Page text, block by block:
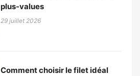
plus-values
29 juillet 2026
Comment choisir le filet idéal